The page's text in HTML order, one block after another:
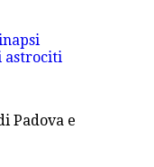
Padova e